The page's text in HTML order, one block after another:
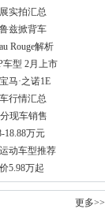
实拍汇总
兹掀背车
Rouge解析
型 2月上市
马·之诺1E
行情汇总
现车销售
18.88万元
动车型推荐
5.98万起
更多>>